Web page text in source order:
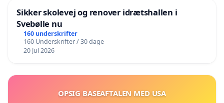
Sikker skolevej og renover idrætshallen i
Svebølle nu
160 underskrifter
160 Underskrifter / 30 dage
20 Jul 2026
OPSIG BASEAFTALEN MED USA